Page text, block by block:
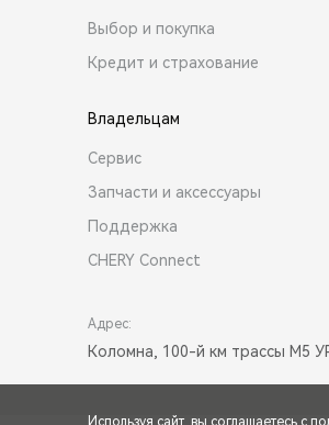
Выбор и покупка
Кредит и страхование
Владельцам
Сервис
Запчасти и аксессуары
Поддержка
CHERY Connect
Адрес:
Коломна, 100-й км трассы М5
Используя сайт, вы соглашаетесь с